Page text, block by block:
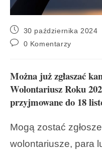
30 października 2024
0 Komentarzy
Można już zgłaszać
Wolontariusz Roku
przyjmowane do 18
Mogą zostać
wolontariusze, para